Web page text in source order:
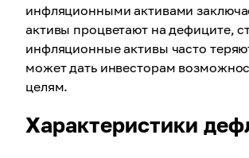
инфляционными активами
активы процветают на дефиците,
инфляционные активы часто
может дать инвесторам
целям.
Характеристики